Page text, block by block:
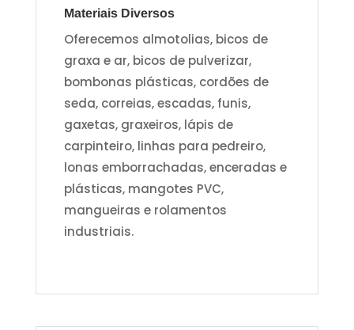
Materiais Diversos
Oferecemos almotolias, bicos de
graxa e ar, bicos de pulverizar,
bombonas plásticas, cordões de
seda, correias, escadas, funis,
gaxetas, graxeiros, lápis de
carpinteiro, linhas para pedreiro,
lonas emborrachadas, enceradas e
plásticas, mangotes PVC,
mangueiras e rolamentos
industriais.